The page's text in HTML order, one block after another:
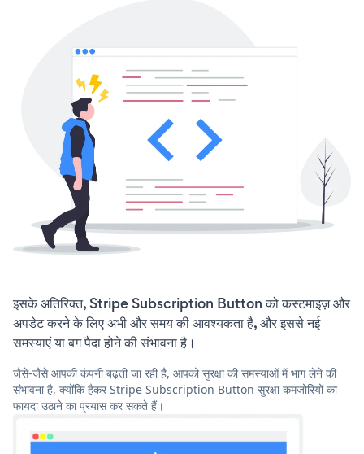
इसके अतिरिक्त, Stripe Subscription Button को कस्टमाइज़ और
अपडेट करने के लिए अभी और समय की आवश्यकता है, और इससे नई
समस्याएं या बग पैदा होने की संभावना है।
जैसे-जैसे आपकी कंपनी बढ़ती जा रही है, आपको सुरक्षा की समस्याओं में भाग लेने की
संभावना है, क्योंकि हैकर Stripe Subscription Button सुरक्षा कमजोरियों का
फायदा उठाने का प्रयास कर सकते हैं।